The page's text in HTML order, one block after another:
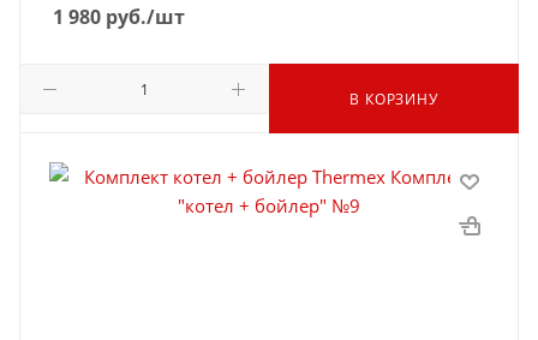
1 980 руб./шт
В КОРЗИНУ